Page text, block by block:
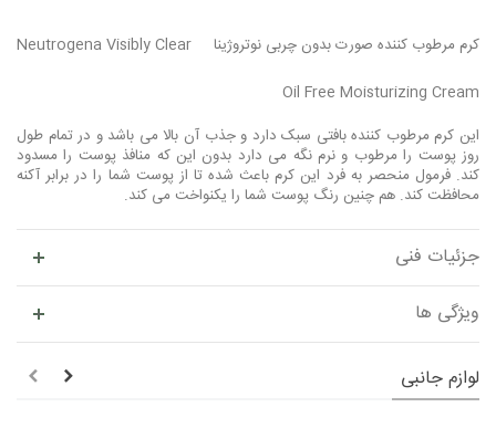
کرم مرطوب کننده صورت بدون چربی نوتروژینا Neutrogena Visibly Clear
Oil Free Moisturizing Cream
این کرم مرطوب کننده بافتی سبک دارد و جذب آن بالا می باشد و در تمام طول
روز پوست را مرطوب و نرم نگه می دارد بدون این که منافذ پوست را مسدود
کند. فرمول منحصر به فرد این کرم باعث شده تا از پوست شما را در برابر آکنه
محافظت کند. هم چنین رنگ پوست شما را یکنواخت می کند.
جزئیات فنی
ویژگی ها
لوازم جانبی